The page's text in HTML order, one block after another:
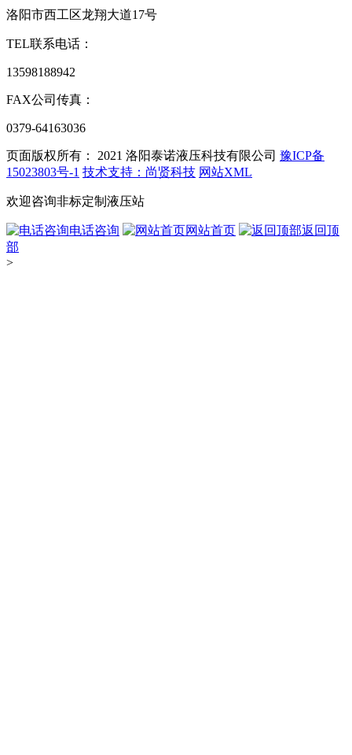
洛阳市西工区龙翔大道17号
TEL联系电话：
13598188942
FAX公司传真：
0379-64163036
页面版权所有： 2021 洛阳泰诺液压科技有限公司 豫ICP备
15023803号-1 技术支持：尚贤科技 网站XML
欢迎咨询非标定制液压站
电话咨询 网站首页
返回顶
部
>